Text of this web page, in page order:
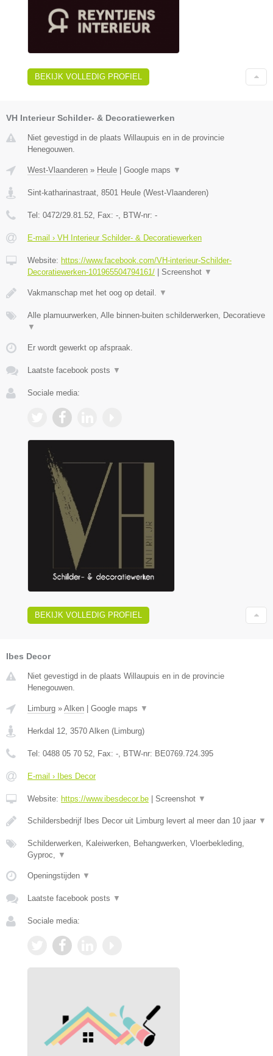
BEKIJK VOLLEDIG PROFIEL
VH Interieur Schilder- & Decoratiewerken
Niet gevestigd in de plaats Willaupuis en in de provincie
Henegouwen.
West-Vlaanderen » Heule Google maps ▼
Sint-katharinastraat, 8501 Heule (West-Vlaanderen)
Tel: 0472/29.81.52, Fax: -, BTW-nr: -
E-mail › VH Interieur Schilder- & Decoratiewerken
Website: https://www.facebook.com/VH-interieur-Schilder-
Decoratiewerken-101965504794161/
Screenshot ▼
Vakmanschap met het oog op detail. ▼
Alle plamuurwerken, Alle binnen-buiten schilderwerken, Decoratieve
▼
Er wordt gewerkt op afspraak.
Laatste facebook posts ▼
Sociale media:
BEKIJK VOLLEDIG PROFIEL
Ibes Decor
Niet gevestigd in de plaats Willaupuis en in de provincie
Henegouwen.
Limburg » Alken Google maps ▼
Herkdal 12, 3570 Alken (Limburg)
Tel: 0488 05 70 52, Fax: -, BTW-nr: BE0769.724.395
E-mail › Ibes Decor
Website: https://www.ibesdecor.be Screenshot ▼
Schildersbedrijf Ibes Decor uit Limburg levert al meer dan 10 jaar ▼
Schilderwerken, Kaleiwerken, Behangwerken, Vloerbekleding,
Gyproc, ▼
Openingstijden ▼
Laatste facebook posts ▼
Sociale media: